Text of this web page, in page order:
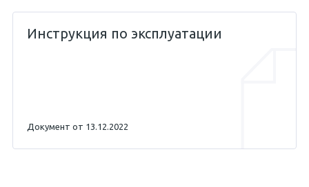
Инструкция по эксплуатации
Документ от 13.12.2022